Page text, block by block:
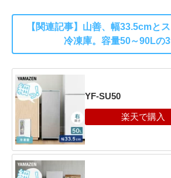
【関連記事】山善、幅33.5cmと
冷凍庫。容量50～90Lの
YF-SU50